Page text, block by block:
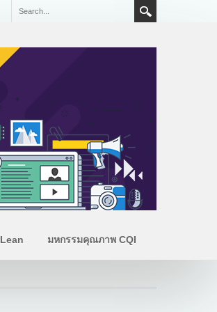
Lean มหกรรมคุณภาพ CQI